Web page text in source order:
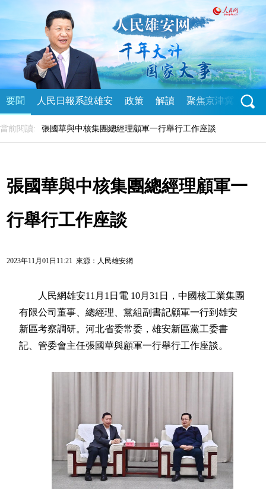
要聞 人民日報系說雄安 政策 解讀 聚焦京津冀 直
當前閱讀: 張國華與中核集團總經理顧軍一行舉行工作座談
張國華與中核集團總經理顧軍一
行舉行工作座談
2023年11月01日11:21 來源： 人民雄安網
人民網雄安11月1日電 10月31日，中國核工業集團
有限公司董事、總經理、黨組副書記顧軍一行到雄安
新區考察調研。河北省委常委，雄安新區黨工委書
記、管委會主任張國華與顧軍一行舉行工作座談。